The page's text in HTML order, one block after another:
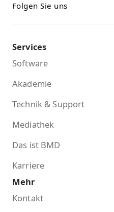
Folgen Sie uns
Services
Software
Akademie
Technik & Support
Mediathek
Das ist BMD
Karriere
Mehr
Kontakt